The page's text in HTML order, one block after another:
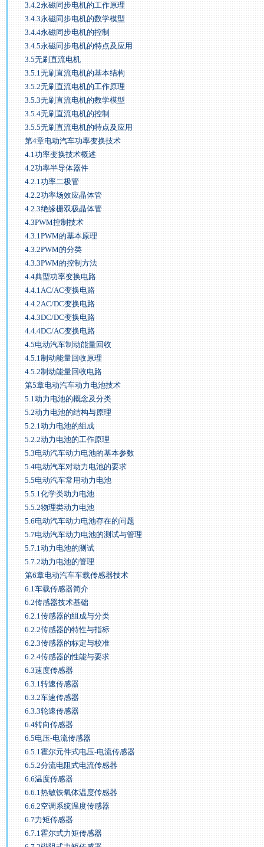
3.4.2永磁同步电机的工作原理
3.4.3永磁同步电机的数学模型
3.4.4永磁同步电机的控制
3.4.5永磁同步电机的特点及应用
3.5无刷直流电机
3.5.1无刷直流电机的基本结构
3.5.2无刷直流电机的工作原理
3.5.3无刷直流电机的数学模型
3.5.4无刷直流电机的控制
3.5.5无刷直流电机的特点及应用
第4章电动汽车功率变换技术
4.1功率变换技术概述
4.2功率半导体器件
4.2.1功率二极管
4.2.2功率场效应晶体管
4.2.3绝缘栅双极晶体管
4.3PWM控制技术
4.3.1PWM的基本原理
4.3.2PWM的分类
4.3.3PWM的控制方法
4.4典型功率变换电路
4.4.1AC/AC变换电路
4.4.2AC/DC变换电路
4.4.3DC/DC变换电路
4.4.4DC/AC变换电路
4.5电动汽车制动能量回收
4.5.1制动能量回收原理
4.5.2制动能量回收电路
第5章电动汽车动力电池技术
5.1动力电池的概念及分类
5.2动力电池的结构与原理
5.2.1动力电池的组成
5.2.2动力电池的工作原理
5.3电动汽车动力电池的基本参数
5.4电动汽车对动力电池的要求
5.5电动汽车常用动力电池
5.5.1化学类动力电池
5.5.2物理类动力电池
5.6电动汽车动力电池存在的问题
5.7电动汽车动力电池的测试与管理
5.7.1动力电池的测试
5.7.2动力电池的管理
第6章电动汽车车载传感器技术
6.1车载传感器简介
6.2传感器技术基础
6.2.1传感器的组成与分类
6.2.2传感器的特性与指标
6.2.3传感器的标定与校准
6.2.4传感器的性能与要求
6.3速度传感器
6.3.1转速传感器
6.3.2车速传感器
6.3.3轮速传感器
6.4转向传感器
6.5电压-电流传感器
6.5.1霍尔元件式电压-电流传感器
6.5.2分流电阻式电流传感器
6.6温度传感器
6.6.1热敏铁氧体温度传感器
6.6.2空调系统温度传感器
6.7力矩传感器
6.7.1霍尔式力矩传感器